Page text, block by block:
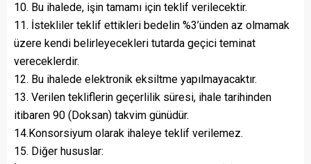
10. Bu ihalede, işin tamamı için teklif verilecektir.
11. İstekliler teklif ettikleri bedelin %3’ünden az olmamak
üzere kendi belirleyecekleri tutarda geçici teminat
vereceklerdir.
12. Bu ihalede elektronik eksiltme yapılmayacaktır.
13. Verilen tekliflerin geçerlilik süresi, ihale tarihinden
itibaren 90 (Doksan) takvim günüdür.
14.Konsorsiyum olarak ihaleye teklif verilemez.
15. Diğer hususlar: